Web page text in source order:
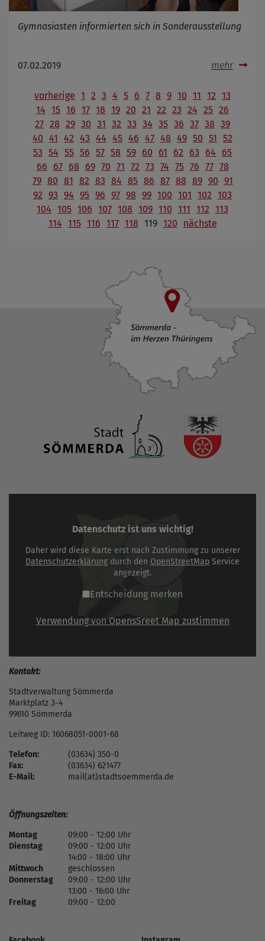
Gymnasiasten informierten sich in Sonderausstellung
07.02.2019 mehr
vorherige 1 2 3 4 5 6 7 8 9 10 11 12 13
14 15 16 17 18 19 20 21 22 23 24 25 26
27 28 29 30 31 32 33 34 35 36 37 38 39
40 41 42 43 44 45 46 47 48 49 50 51
52
53 54 55 56 57 58 59 60 61 62 63 64
65
66
67 68 69 70 71 72 73 74 75 76 77 78
79 80 81 82 83 84 85 86 87 88 89 90 91
92 93 94 95 96 97 98 99 100 101 102 103
104 105 106 107 108 109 110 111 112 113
114 115 116 117 118 119 120 nächste
Datenschutz ist uns wichtig!
Daher wird diese Karte erst nach Zustimmung zu unserer
Datenschutzerklärung durch den OpenStreetMap Service
angezeigt.
Entscheidung merken
Verwendung von OpensSreet Map zustimmen
Kontakt:
Stadtverwaltung Sömmerda
Marktplatz 3-4
99610 Sömmerda
Leitweg ID: 16068051-0001-68
Telefon:
(03634) 350-0
Fax:
(03634) 621477
E-Mail:
mail(at)stadtsoemmerda.de
Öffnungszeiten:
Montag
09:00 - 12:00 Uhr
Dienstag
09:00 - 12:00 Uhr
14:00 - 18:00 Uhr
Mittwoch
geschlossen
Donnerstag
09:00 - 12:00 Uhr
13:00 - 16:00 Uhr
Freitag
09:00 - 12:00